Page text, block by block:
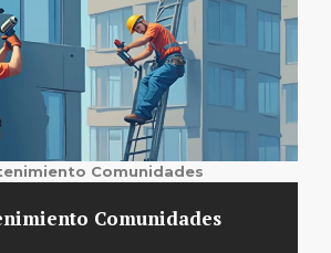
Comunidades
Comunidades